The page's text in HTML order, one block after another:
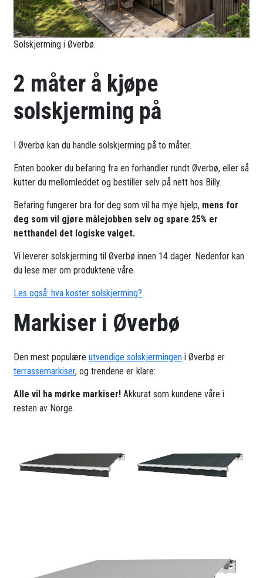
Solskjerming i Øverbø.
2 måter å kjøpe
solskjerming på
I Øverbø kan du handle solskjerming på to måter.
Enten booker du befaring fra en forhandler rundt Øverbø, eller så
kutter du mellomleddet og bestiller selv på nett hos Billy.
Befaring fungerer bra for deg som vil ha mye hjelp, mens for
deg som vil gjøre målejobben selv og spare 25% er
netthandel det logiske valget.
Vi leverer solskjerming til Øverbø innen 14 dager. Nedenfor kan
du lese mer om produktene våre.
Les også: hva koster solskjerming?
Markiser i Øverbø
Den mest populæreutvendige solskjermingen i Øverbø er
terrassemarkiser, og trendene er klare:
Alle vil ha mørke markiser! Akkurat som kundene våre i
resten av Norge.